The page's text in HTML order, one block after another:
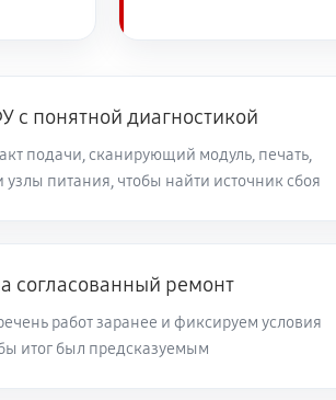
с понятной диагностикой
подачи, сканирующий модуль, печать,
узлы питания, чтобы найти источник сбоя
согласованный ремонт
работ заранее и фиксируем условия
итог был предсказуемым